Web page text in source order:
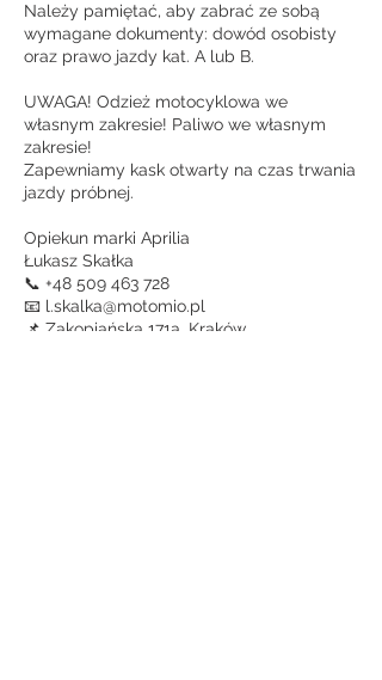
Należy pamiętać, aby zabrać ze sobą
wymagane dokumenty: dowód osobisty
oraz prawo jazdy kat. A lub B.
UWAGA! Odzież motocyklowa we
własnym zakresie! Paliwo we własnym
zakresie!
Zapewniamy kask otwarty na czas trwania
jazdy próbnej.
Opiekun marki Aprilia
Łukasz Skałka
📞 +48 509 463 728
📧 l.skalka@motomio.pl
📌 Zakopiańska 171a, Kraków